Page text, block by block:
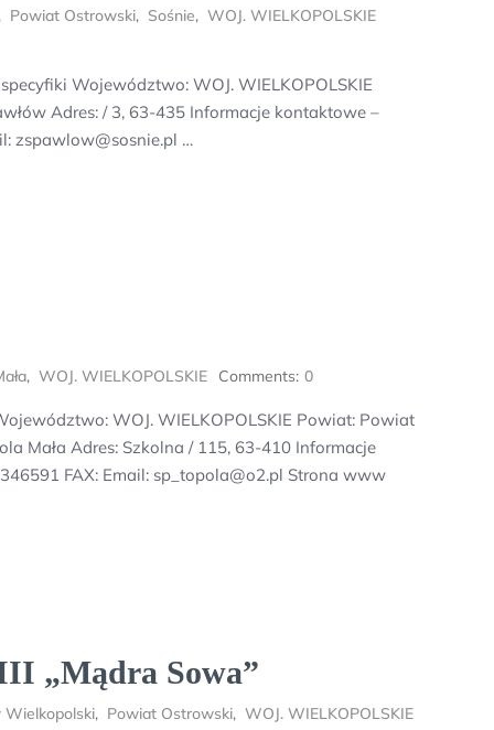
Powiat Ostrowski, Sośnie, WOJ. WIELKOPOLSKIE
Województwo: WOJ. WIELKOPOLSKIE
Adres: / 3, 63-435 Informacje kontaktowe –
zspawlow@sosnie.pl …
, WOJ. WIELKOPOLSKIE Comments: 0
WOJ. WIELKOPOLSKIE Powiat: Powiat
Mała Adres: Szkolna / 115, 63-410 Informacje
FAX: Email: sp_topola@o2.pl Strona www
„Mądra Sowa”
Wielkopolski, Powiat Ostrowski, WOJ. WIELKOPOLSKIE